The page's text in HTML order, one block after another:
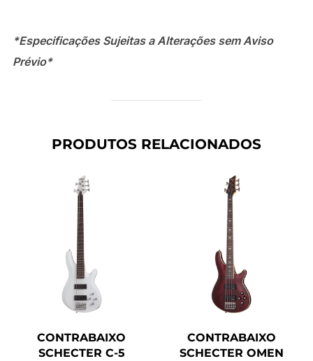
*Especificações Sujeitas a Alterações sem Aviso
Prévio*
PRODUTOS RELACIONADOS
CONTRABAIXO
SCHECTER C-5
CONTRABAIXO
SCHECTER OMEN